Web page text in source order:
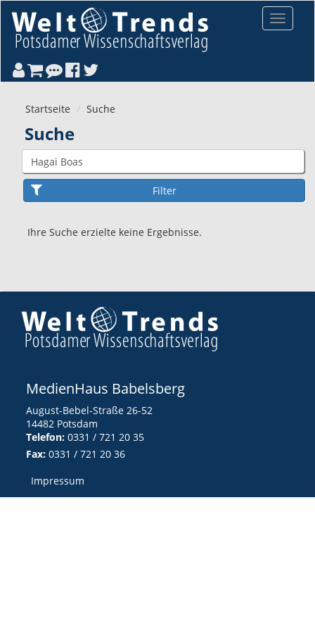
Toggle
Startseite Suche
Suche
Ihre Suche erzielte keine Ergebnisse.
MedienHaus Babelsberg
August-Bebel-Straße 26-52
14482 Potsdam
Telefon: 0331 / 721 20 35
Fax: 0331 / 721 20 36
Impressum